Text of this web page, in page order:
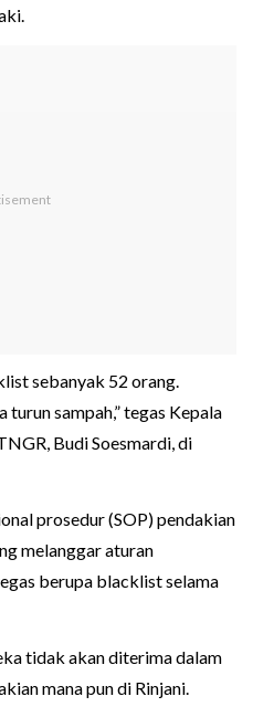
sebanyak 52 orang.
sampah,” tegas Kepala
Budi Soesmardi, di
prosedur (SOP) pendakian
melanggar aturan
berupa blacklist selama
tidak akan diterima dalam
mana pun di Rinjani.